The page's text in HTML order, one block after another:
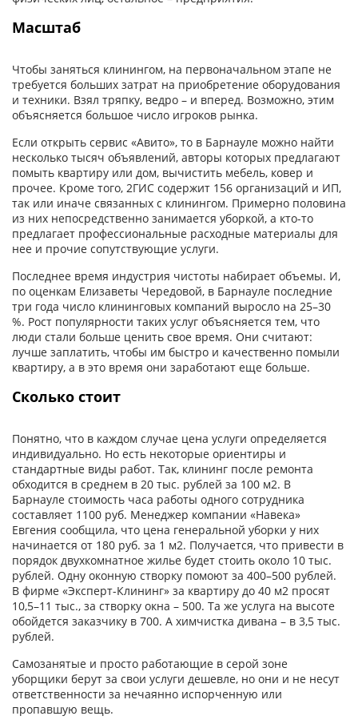
Масштаб
Чтобы заняться клинингом, на первоначальном этапе не
требуется больших затрат на приобретение оборудования
и техники. Взял тряпку, ведро – и вперед. Возможно, этим
объясняется большое число игроков рынка.
Если открыть сервис «Авито», то в Барнауле можно найти
несколько тысяч объявлений, авторы которых предлагают
помыть квартиру или дом, вычистить мебель, ковер и
прочее. Кроме того, 2ГИС содержит 156 организаций и ИП,
так или иначе связанных с клинингом. Примерно половина
из них непосредственно занимается уборкой, а кто-то
предлагает профессиональные расходные материалы для
нее и прочие сопутствующие услуги.
Последнее время индустрия чистоты набирает объемы. И,
по оценкам Елизаветы Чередовой, в Барнауле последние
три года число клининговых компаний выросло на 25–30
%. Рост популярности таких услуг объясняется тем, что
люди стали больше ценить свое время. Они считают:
лучше заплатить, чтобы им быстро и качественно помыли
квартиру, а в это время они заработают еще больше.
Сколько стоит
Понятно, что в каждом случае цена услуги определяется
индивидуально. Но есть некоторые ориентиры и
стандартные виды работ. Так, клининг после ремонта
обходится в среднем в 20 тыс. рублей за 100 м2. В
Барнауле стоимость часа работы одного сотрудника
составляет 1100 руб. Менеджер компании «Навека»
Евгения сообщила, что цена генеральной уборки у них
начинается от 180 руб. за 1 м2. Получается, что привести в
порядок двухкомнатное жилье будет стоить около 10 тыс.
рублей. Одну оконную створку помоют за 400–500 рублей.
В фирме «Эксперт-Клининг» за квартиру до 40 м2 просят
10,5–11 тыс., за створку окна – 500. Та же услуга на высоте
обойдется заказчику в 700. А химчистка дивана – в 3,5 тыс.
рублей.
Самозанятые и просто работающие в серой зоне
уборщики берут за свои услуги дешевле, но они и не несут
ответственности за нечаянно испорченную или
пропавшую вещь.